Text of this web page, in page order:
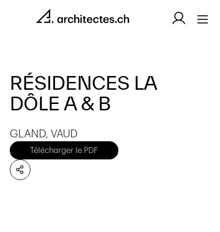
RÉSIDENCES LA
DÔLE A & B
GLAND, VAUD
Télécharger le PDF